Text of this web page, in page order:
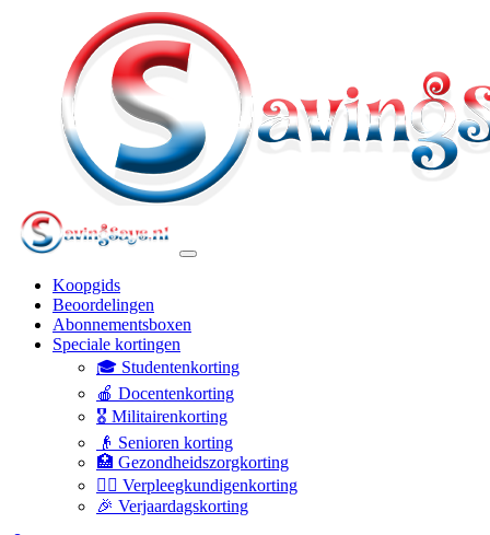
Koopgids
Beoordelingen
Abonnementsboxen
Speciale kortingen
🎓 Studentenkorting
🍎 Docentenkorting
🎖️ Militairenkorting
👴 Senioren korting
🏥 Gezondheidszorgkorting
👩‍⚕️ Verpleegkundigenkorting
🎉 Verjaardagskorting